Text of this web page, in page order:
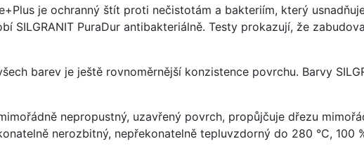
je ochranný štít proti nečistotám a bakteriím, který
SILGRANIT PuraDur antibakteriálně. Testy prokazují, že
barev je ještě rovnoměrnější konzistence povrchu. Barvy
nepropustný, uzavřený povrch, propůjčuje dřezu
nerozbitný, nepřekonatelně tepluvzdorný do 280 °C, 100